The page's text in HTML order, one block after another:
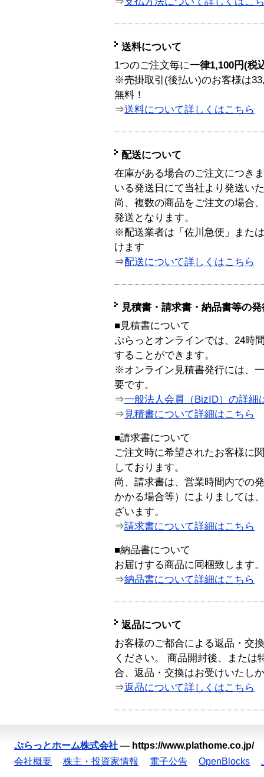
送料について
1つのご注文毎に一律1,100円(税
※売掛取引(後払い)のお客様は
無料！
⇒送料について詳しくはこちら
配送について
在庫がある場合のご注文につき
いる発送日にて当社より発送い
尚、複数の商品をご注文の場合
発送となります。
※配送業者は「佐川急便」また
けます
⇒配送について詳しくはこちら
見積書・請求書・納品書等の
■見積書について
ぷらっとオンラインでは、24時
することができます。
※オンライン見積書発行には、
要です。
⇒一般法人会員（BizID）の詳細
⇒ 見積書について詳細はこちら
■請求書について
ご注文時に希望されたお客様に
しております。
尚、請求書は、営業時間内での
かかる場合等）によりましては
ざいます。
⇒請求書について詳細はこちら
■納品書について
お届けする商品に同梱致します。
⇒納品書について詳細はこちら
返品について
お客様のご都合による返品・交
ください。 商品開封後、または
合、返品・交換はお受けいたし
⇒返品について詳しくはこちら
ぷらっとホーム株式会社 — https://www.plathome.co.jp/
会社概要
株主・投資家情報 電子公告 OpenBlocks